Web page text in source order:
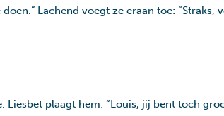
Lachend voegt ze eraan toe: “Straks,
plaagt hem: “Louis, jij bent toch